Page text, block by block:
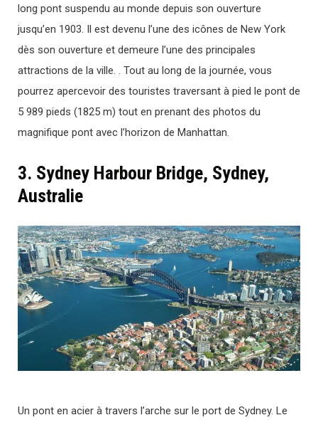
long pont suspendu au monde depuis son ouverture
jusqu’en 1903. Il est devenu l’une des icônes de New York
dès son ouverture et demeure l’une des principales
attractions de la ville. . Tout au long de la journée, vous
pourrez apercevoir des touristes traversant à pied le pont de
5 989 pieds (1825 m) tout en prenant des photos du
magnifique pont avec l’horizon de Manhattan.
3. Sydney Harbour Bridge, Sydney,
Australie
Un pont en acier à travers l’arche sur le port de Sydney. Le